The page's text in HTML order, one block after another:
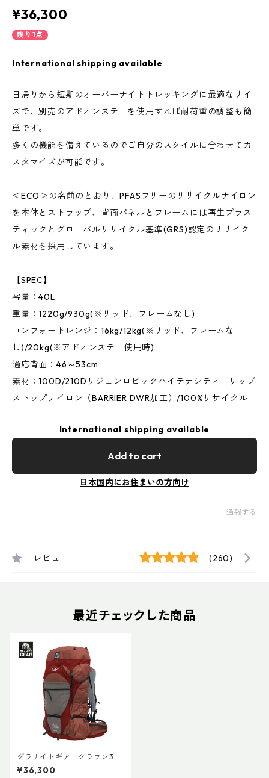
¥36,300
残り1点
International shipping available
日帰りから短期のオーバーナイトトレッキングに最適なサイ
ズで、別売のアドオンステーを使用すれば耐荷重の調整も簡
単です。
多くの機能を備えているのでご自分のスタイルに合わせてカ
スタマイズが可能です。
＜ECO＞の名前のとおり、PFASフリーのリサイクルナイロン
を本体とストラップ、背面パネルとフレームには再生プラス
ティックとグローバルリサイクル基準(GRS)認定のリサイク
ル素材を採用しています。
【SPEC】
容量：40L
重量：1220g/930g(※リッド、フレームなし)
コンフォートレンジ：16kg/12kg(※リッド、フレームな
し)/20kg(※アドオンステー使用時)
適応背面：46～53cm
素材：100D/210Dリジェンロビックハイテナシティーリップ
ストップナイロン（BARRIER DWR加工）/100%リサイクル
International shipping available
Add to cart
日本国内にお住まいの方向け
通報する
レビュー (260)
最近チェックした商品
グラナイトギア クラウン3 4
0 ECO
¥36,300